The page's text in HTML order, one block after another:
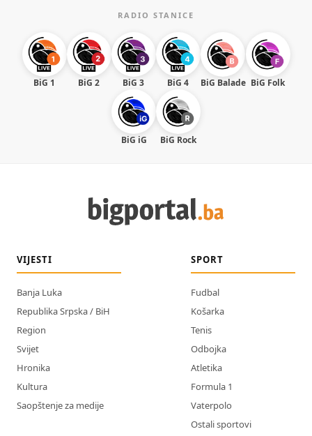
RADIO STANICE
BiG 1 BiG 2 BiG 3 BiG 4 BiG Balade BiG Folk
BiG iG BiG Rock
VIJESTI
Banja Luka
Republika Srpska / BiH
Region
Svijet
Hronika
Kultura
Saopštenje za medije
SPORT
Fudbal
Košarka
Tenis
Odbojka
Atletika
Formula 1
Vaterpolo
Ostali sportovi